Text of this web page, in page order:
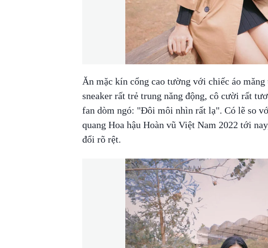
Ăn mặc kín cổng cao tường với chiếc áo
sneaker rất trẻ trung năng động, cô cười rất
fan dòm ngó: "Đôi môi nhìn rất lạ". Có lẽ so
quang Hoa hậu Hoàn vũ Việt Nam 2022 tới
đổi rõ rệt.